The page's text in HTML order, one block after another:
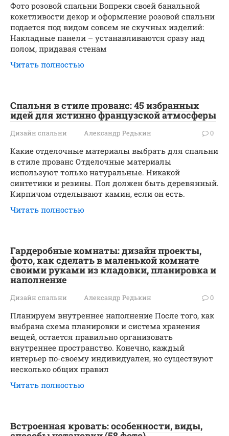
Фото розовой спальни Вопреки своей банальной
кокетливости декор и оформление розовой спальни
подается под видом совсем не скучных изделий:
Накладные панели – устанавливаются сразу над
полом, придавая стенам
Читать полностью
Спальня в стиле прованс: 45 избранных
идей для истинно французской атмосферы
Дизайн спальни Александр Редькин 0
Какие отделочные материалы выбрать для спальни
в стиле прованс Отделочные материалы
используют только натуральные. Никакой
синтетики и резины. Пол должен быть деревянный.
Кирпичом отделывают камин, если он есть.
Читать полностью
Гардеробные комнаты: дизайн проекты,
фото, как сделать в маленькой комнате
своими руками из кладовки, планировка и
наполнение
Дизайн спальни Александр Редькин 0
Планируем внутреннее наполнение После того, как
выбрана схема планировки и система хранения
вещей, остается правильно организовать
внутреннее пространство. Конечно, каждый
интерьер по-своему индивидуален, но существуют
несколько общих правил
Читать полностью
Встроенная кровать: особенности, виды,